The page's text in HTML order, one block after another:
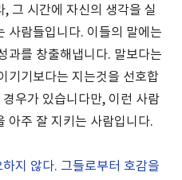
그 시간에 자신의 생각을 실
사람들입니다. 이들의 말에는
과를 창출해냅니다. 말보다는
기기보다는 지는것을 선호합
우가 있습니다만, 이런 사람
아주 잘 지키는 사람입니다.
지 않다. 그들로부터 호감을